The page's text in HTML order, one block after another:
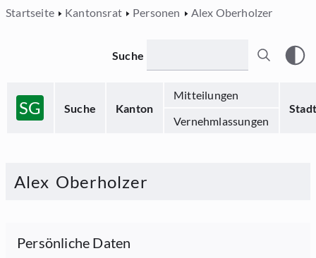
Startseite Kantonsrat Personen Alex Oberholzer
SG Suche Kanton
Mitteilungen
Stadt
Vernehmlassungen
Suche
Alex Oberholzer
Persönliche Daten